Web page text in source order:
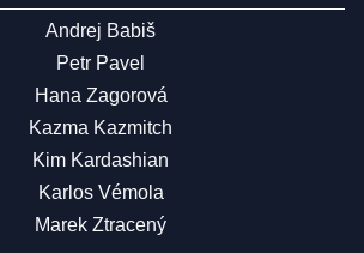
Andrej Babiš
Petr Pavel
Hana Zagorová
Kazma Kazmitch
Kim Kardashian
Karlos Vémola
Marek Ztracený